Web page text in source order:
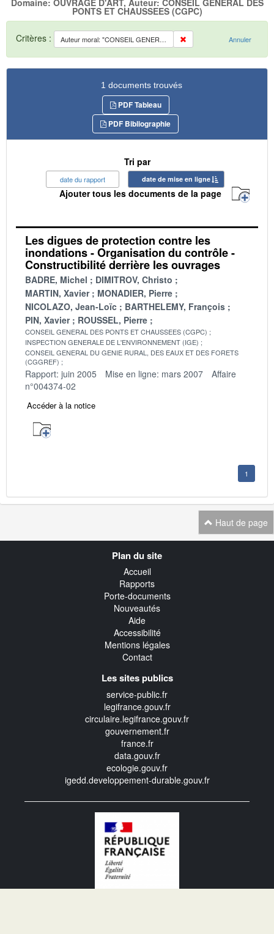
Domaine: OUVRAGE D'ART, Auteur: CONSEIL GENERAL DES
PONTS ET CHAUSSEES (CGPC)
Critères : Auteur moral: "CONSEIL GENERAL DU GENIE RURAL, DES EAUX ET DES FORETS (CGGREF)" Annuler
1 documents trouvés
PDF Tableau
PDF Bibliographie
Tri par
date du rapport date de mise en ligne
Ajouter tous les documents de la page
Les digues de protection contre les
inondations - Organisation du contrôle -
Constructibilité derrière les ouvrages
BADRE, Michel
DIMITROV, Christo
MARTIN, Xavier
MONADIER, Pierre
NICOLAZO, Jean-Loïc
BARTHELEMY, François
PIN, Xavier
ROUSSEL, Pierre
CONSEIL GENERAL DES PONTS ET CHAUSSEES (CGPC)
INSPECTION GENERALE DE L'ENVIRONNEMENT (IGE)
CONSEIL GENERAL DU GENIE RURAL, DES EAUX ET DES FORETS
(CGGREF)
Rapport: juin 2005 Mise en ligne: mars 2007
Affaire
n°004374-02
Accéder à la notice
1
Haut de page
Plan du site
Accueil
Rapports
Porte-documents
Nouveautés
Aide
Accessibilité
Mentions légales
Contact
Les sites publics
service-public.fr
legifrance.gouv.fr
circulaire.legifrance.gouv.fr
gouvernement.fr
france.fr
data.gouv.fr
ecologie.gouv.fr
igedd.developpement-durable.gouv.fr